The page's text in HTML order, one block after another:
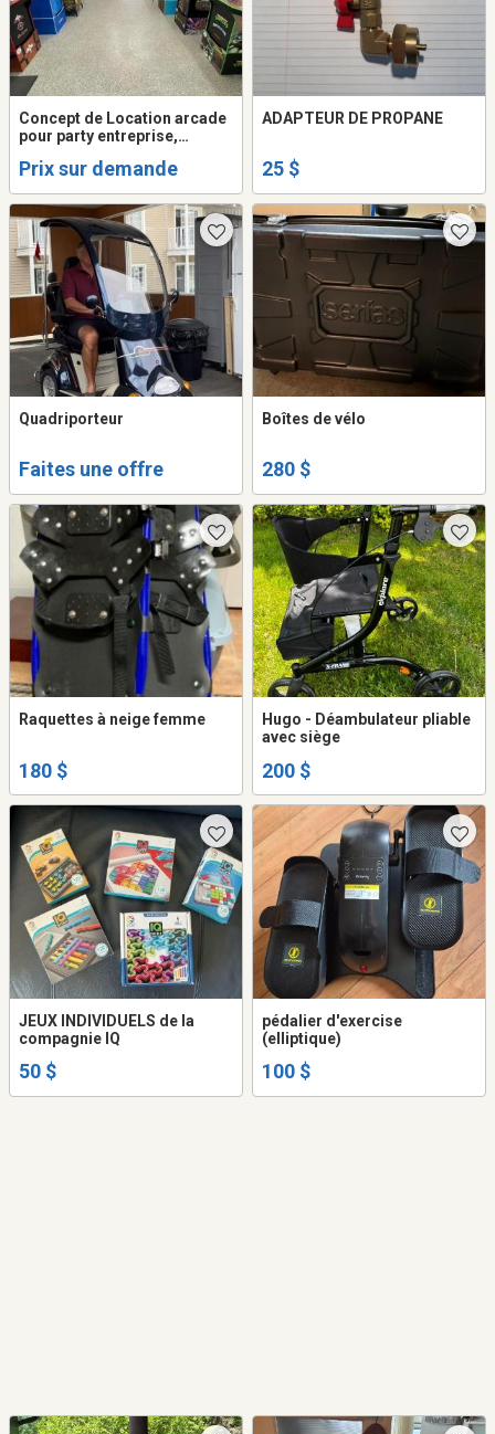
Concept de Location arcade
pour party entreprise,
Prix sur demande
ADAPTEUR DE PROPANE
25 $
Quadriporteur
Faites une offre
Boîtes de vélo
280 $
Raquettes à neige femme
180 $
Hugo - Déambulateur pliable
avec siège
200 $
JEUX INDIVIDUELS de la
compagnie IQ
50 $
pédalier d'exercise
(elliptique)
100 $